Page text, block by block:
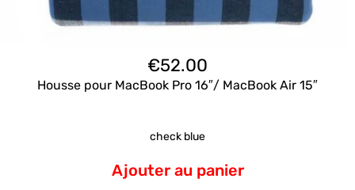
€52.00
Housse pour MacBook Pro 16″/ MacBook Air 15″
check blue
Ajouter au panier